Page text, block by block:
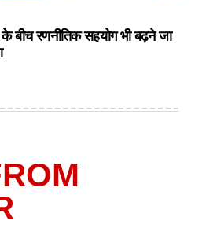
बीच रणनीतिक सहयोग भी बढ़ने जा